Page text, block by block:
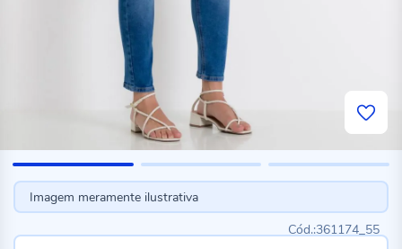
Imagem meramente ilustrativa
361174_55